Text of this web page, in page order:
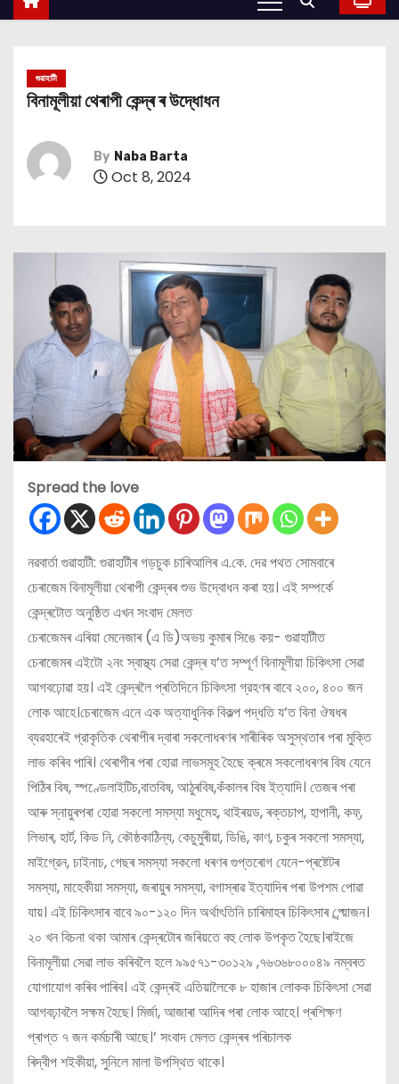
গুৱাহাটী
বিনামূলীয়া থেৰাপী কেন্দ্ৰ ৰ উদ্ধোধন
By Naba Barta
Oct 8, 2024
Spread the love
নৱবার্তা গুৱাহাটী: গুৱাহাটীৰ গড়চুক চাৰিআলিৰ এ.কে. দেৱ পথত সোমবাৰে
চেৰাজেম বিনামূলীয়া থেৰাপী কেন্দ্ৰৰ শুভ উদ্বোধন কৰা হয়। এই সম্পৰ্কে
কেন্দ্ৰটোত অনুষ্ঠিত এখন সংবাদ মেলত
চেৰাজেমৰ এৰিয়া মেনেজাৰ (এ ডি)অভয় কুমাৰ সিঙে কয়- গুৱাহাটীত
চেৰাজেমৰ এইটো ২নং স্বাস্থ্য সেৱা কেন্দ্ৰ য’ত সম্পূৰ্ণ বিনামূলীয়া চিকিৎসা সেৱা
আগবঢ়োৱা হয়। এই কেন্দ্ৰলৈ প্ৰতিদিনে চিকিৎসা গ্রহণৰ বাবে ২০০, ৪০০ জন
লোক আহে।চেৰাজেম এনে এক অত্যাধুনিক বিকল্প পদ্ধতি য’ত বিনা ঔষধৰ
ব্যৱহাৰেই প্রাকৃতিক থেৰাপীৰ দ্বাৰা সকলোধৰণৰ শাৰীৰিক অসুস্থতাৰ পৰা মুক্তি
লাভ কৰিব পাৰি। থেৰাপীৰ পৰা হোৱা লাভসমূহ হৈছে ক্ৰমে সকলোধৰণৰ বিষ যেনে
পিঠিৰ বিষ, স্পণ্ডেলাইটিচ,বাতবিষ, আঠুৰবিষ,কঁকালৰ বিষ ইত্যাদি। তেজৰ পৰা
আৰু স্নায়ুৰপৰা হোৱা সকলো সমস্যা মধুমেহ, থাইৰয়ড, ৰক্তচাপ, হাপানী, কফ্,
লিভাৰ, হার্ট, কিড নি, কৌষ্ঠকাঠিন্য, কেচুমুৰীয়া, ডিঙি, কাণ, চকুৰ সকলো সমস্যা,
মাইগ্রেন, চাইনাচ, গেছৰ সমস্যা সকলো ধৰণৰ গুপ্তৰোগ যেনে-প্ৰষ্টেটৰ
সমস্যা, মাহেকীয়া সমস্যা, জৰায়ুৰ সমস্যা, বগাস্ৰাৱ ইত্যাদিৰ পৰা উপশম পোৱা
যায়। এই চিকিৎসাৰ বাবে ৯০-১২০ দিন অৰ্থাৎতিনি চাৰিমাহৰ চিকিৎসাৰ প্ৰ্য়োজন।
২০ খন বিচনা থকা আমাৰ কেন্দ্ৰটোৰ জৰিয়তে বহু লোক উপকৃত হৈছে।ৰাইজে
বিনামূলীয়া সেৱা লাভ কৰিবলৈ হলে ৯৯৫৭১-৩০১২৯ ,৭৬৩৬৮০০০৪৯ নম্বৰত
যোগাযোগ কৰিব পাৰিব। এই কেন্দ্ৰই এতিয়ালৈকে ৮ হাজাৰ লোকক চিকিৎসা সেৱা
আগবঢ়াবলৈ সক্ষম হৈছে। মিৰ্জা, আজাৰা আদিৰ পৰা লোক আহে। প্ৰশিক্ষণ
প্ৰাপ্ত ৭ জন কৰ্মচাৰী আছে।’ সংবাদ মেলত কেন্দ্ৰৰ পৰিচালক
ৰিদ্বীপ শইকীয়া, সুনিলে মালা উপস্থিত থাকে।